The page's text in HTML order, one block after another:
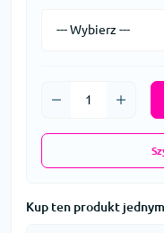
Kup ten produkt